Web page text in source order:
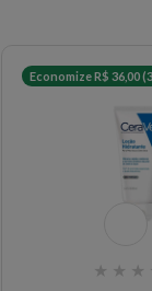
Economize R$ 36,00
★ ★ ★